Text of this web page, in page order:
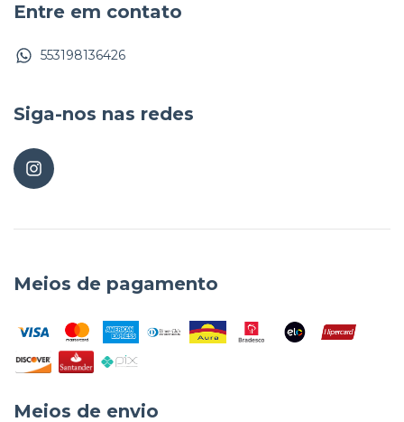
Entre em contato
553198136426
Siga-nos nas redes
Meios de pagamento
Meios de envio